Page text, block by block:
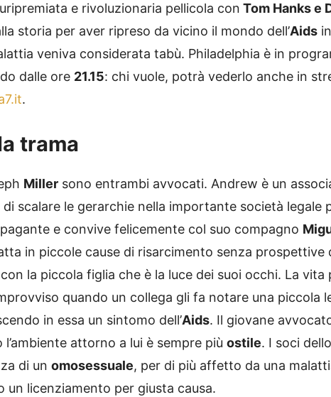
e rivoluzionaria pellicola con Tom Hanks e
storia per aver ripreso da vicino il mondo dell’Aids
veniva considerata tabù. Philadelphia è in
dalle ore 21.15: chi vuole, potrà vederlo anche in
.
trama
Miller sono entrambi avvocati. Andrew è un
scalare le gerarchie nella importante società legale
e convive felicemente col suo compagno
in piccole cause di risarcimento senza prospettive
la piccola figlia che è la luce dei suoi occhi. La
quando un collega gli fa notare una piccola
in essa un sintomo dell’Aids. Il giovane
attorno a lui è sempre più ostile. I soci
di un omosessuale, per di più affetto da una
un licenziamento per giusta causa.